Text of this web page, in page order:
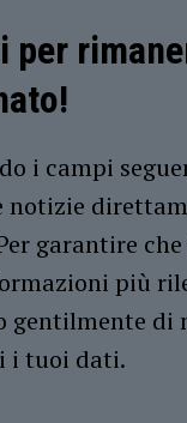
per
i campi
notizie
garantire
più
gentilmente di
i tuoi dati.